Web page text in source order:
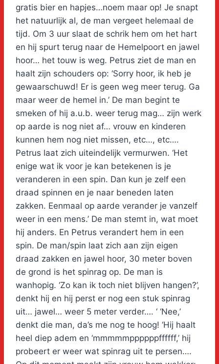
gratis bier en hapjes…noem maar op! Je snapt
het natuurlijk al, de man vergeet helemaal de
tijd. Om 3 uur slaat de schrik hem om het hart
en hij spurt terug naar de Hemelpoort en jawel
hoor… het touw is weg. Petrus ziet de man en
haalt zijn schouders op: ‘Sorry hoor, ik heb je
gewaarschuwd! Er is geen weg meer terug. Ga
maar weer de hemel in.’ De man begint te
smeken of hij a.u.b. weer terug mag… zijn werk
op aarde is nog niet af… vrouw en kinderen
kunnen hem nog niet missen, etc…, etc….
Petrus laat zich uiteindelijk vermurwen. ‘Het
enige wat ik voor je kan betekenen is je
veranderen in een spin. Dan kun je zelf een
draad spinnen en je naar beneden laten
zakken. Eenmaal op aarde verander je vanzelf
weer in een mens.’ De man stemt in, wat moet
hij anders. En Petrus verandert hem in een
spin. De man/spin laat zich aan zijn eigen
draad zakken en jawel hoor, 30 meter boven
de grond is het spinrag op. De man is
wanhopig. ‘Zo kan ik toch niet blijven hangen?’,
denkt hij en hij perst er nog een stuk spinrag
uit… jawel… weer 5 meter verder…. ‘ ‘Nee,’
denkt die man, da’s me nog te hoog! ‘Hij haalt
heel diep adem en ‘mmmmmppppppffffff,’ hij
probeert er weer wat spinrag uit te persen….